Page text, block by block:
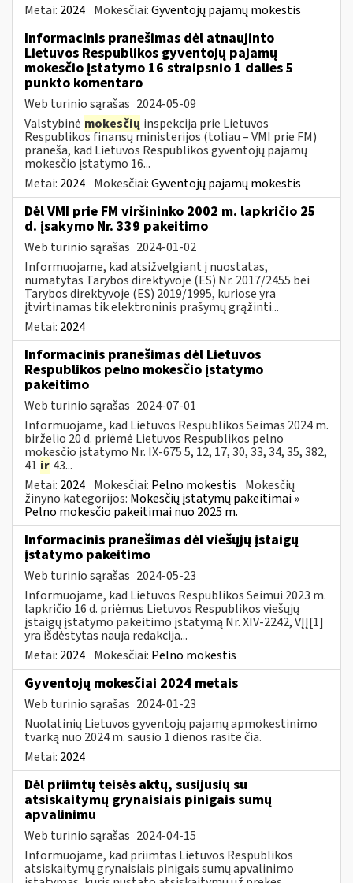
Metai: 2024 Mokesčiai:Gyventojų pajamų mokestis
Informacinis pranešimas dėl atnaujinto
Lietuvos Respublikos gyventojų pajamų
mokesčio įstatymo 16 straipsnio 1 dalies 5
punkto komentaro
Web turinio sąrašas 2024-05-09
Valstybinė mokesčių inspekcija prie Lietuvos
Respublikos finansų ministerijos (toliau – VMI prie FM)
praneša, kad Lietuvos Respublikos gyventojų pajamų
mokesčio įstatymo 16...
Metai: 2024 Mokesčiai:Gyventojų pajamų mokestis
Dėl VMI prie FM viršininko 2002 m. lapkričio 25
d. įsakymo Nr. 339 pakeitimo
Web turinio sąrašas 2024-01-02
Informuojame, kad atsižvelgiant į nuostatas,
numatytas Tarybos direktyvoje (ES) Nr. 2017/2455 bei
Tarybos direktyvoje (ES) 2019/1995, kuriose yra
įtvirtinamas tik elektroninis prašymų grąžinti...
Metai: 2024
Informacinis pranešimas dėl Lietuvos
Respublikos pelno mokesčio įstatymo
pakeitimo
Web turinio sąrašas 2024-07-01
Informuojame, kad Lietuvos Respublikos Seimas 2024 m.
birželio 20 d. priėmė Lietuvos Respublikos pelno
mokesčio įstatymo Nr. IX-675 5, 12, 17, 30, 33, 34, 35, 382,
41 ir 43...
Metai: 2024 Mokesčiai: Pelno mokestis Mokesčių
žinyno kategorijos: Mokesčių įstatymų pakeitimai »
Pelno mokesčio pakeitimai nuo 2025 m.
Informacinis pranešimas dėl viešųjų įstaigų
įstatymo pakeitimo
Web turinio sąrašas 2024-05-23
Informuojame, kad Lietuvos Respublikos Seimui 2023 m.
lapkričio 16 d. priėmus Lietuvos Respublikos viešųjų
įstaigų įstatymo pakeitimo įstatymą Nr. XIV-2242, VĮĮ[1]
yra išdėstytas nauja redakcija...
Metai: 2024 Mokesčiai: Pelno mokestis
Gyventojų mokesčiai 2024 metais
Web turinio sąrašas 2024-01-23
Nuolatinių Lietuvos gyventojų pajamų apmokestinimo
tvarką nuo 2024 m. sausio 1 dienos rasite čia.
Metai: 2024
Dėl priimtų teisės aktų, susijusių su
atsiskaitymų grynaisiais pinigais sumų
apvalinimu
Web turinio sąrašas 2024-04-15
Informuojame, kad priimtas Lietuvos Respublikos
atsiskaitymų grynaisiais pinigais sumų apvalinimo